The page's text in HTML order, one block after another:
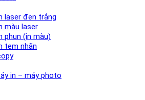
laser đen trắng
màu laser
phun (in màu)
tem nhãn
in – máy photo